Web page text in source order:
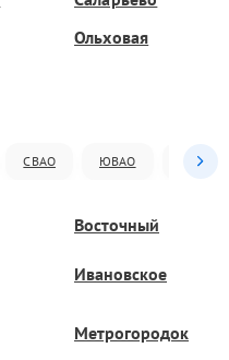
Ольховая
СВАО ЮВАО ЮАО
Восточный
Ивановское
Метрогородок